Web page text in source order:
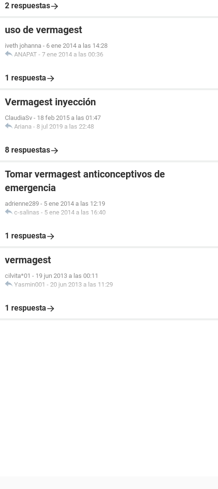
2 respuestas
uso de vermagest
iveth johanna - 6 ene 2014 a las 14:28
ANAPAT - 7 ene 2014 a las 00:36
1 respuesta
Vermagest inyección
ClaudiaSv - 18 feb 2015 a las 01:47
Ariana - 8 jul 2019 a las 22:48
8 respuestas
Tomar vermagest anticonceptivos de
emergencia
adrienne289 - 5 ene 2014 a las 12:19
c-salinas - 5 ene 2014 a las 16:40
1 respuesta
vermagest
cilvita*01 - 19 jun 2013 a las 00:11
Yasmin001 - 20 jun 2013 a las 11:29
1 respuesta